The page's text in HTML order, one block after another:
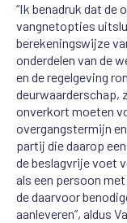
“Ik benadruk dat de
vangnetopties
berekeningswijze
onderdelen van de
en de regelgeving
deurwaarderschap,
onverkort moeten
overgangstermijn
partij die daarop
de beslagvrije voet
als een persoon
de daarvoor
aanleveren”, aldus